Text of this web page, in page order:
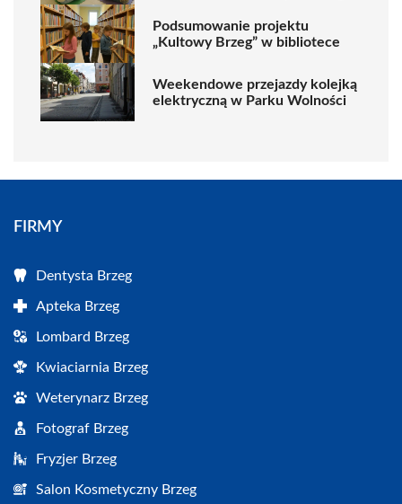
Podsumowanie projektu
„Kultowy Brzeg” w bibliotece
Weekendowe przejazdy kolejką
elektryczną w Parku Wolności
FIRMY
Dentysta Brzeg
Apteka Brzeg
Lombard Brzeg
Kwiaciarnia Brzeg
Weterynarz Brzeg
Fotograf Brzeg
Fryzjer Brzeg
Salon Kosmetyczny Brzeg